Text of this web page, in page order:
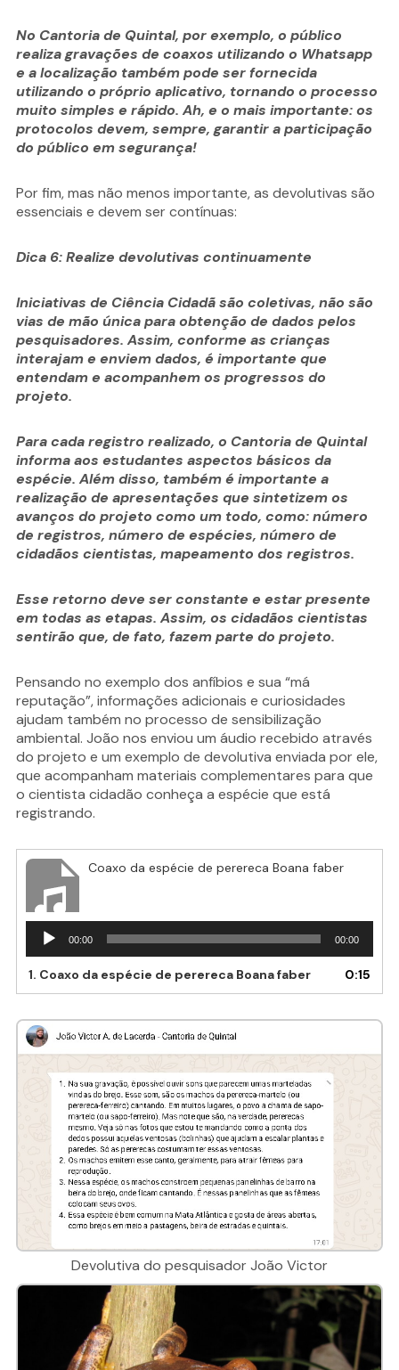
No Cantoria de Quintal, por exemplo, o público
realiza gravações de coaxos utilizando o Whatsapp
e a localização também pode ser fornecida
utilizando o próprio aplicativo, tornando o processo
muito simples e rápido. Ah, e o mais importante: os
protocolos devem, sempre, garantir a participação
do público em segurança!
Por fim, mas não menos importante, as devolutivas são
essenciais e devem ser contínuas:
Dica 6: Realize devolutivas continuamente
Iniciativas de Ciência Cidadã são coletivas, não são
vias de mão única para obtenção de dados pelos
pesquisadores. Assim, conforme as crianças
interajam e enviem dados, é importante que
entendam e acompanhem os progressos do
projeto.
Para cada registro realizado, o Cantoria de Quintal
informa aos estudantes aspectos básicos da
espécie. Além disso, também é importante a
realização de apresentações que sintetizem os
avanços do projeto como um todo, como: número
de registros, número de espécies, número de
cidadãos cientistas, mapeamento dos registros.
Esse retorno deve ser constante e estar presente
em todas as etapas. Assim, os cidadãos cientistas
sentirão que, de fato, fazem parte do projeto.
Pensando no exemplo dos anfíbios e sua “má
reputação”, informações adicionais e curiosidades
ajudam também no processo de sensibilização
ambiental. João nos enviou um áudio recebido através
do projeto e um exemplo de devolutiva enviada por ele,
que acompanham materiais complementares para que
o cientista cidadão conheça a espécie que está
registrando.
Coaxo da espécie de perereca Boana faber
Tocador
00:00 00:00
1. Coaxo da espécie de perereca Boana faber 0:15
Devolutiva do pesquisador João Victor